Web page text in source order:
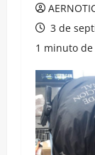
3 de
1 minuto